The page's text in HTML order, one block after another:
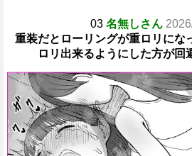
03 名無しさん
重装だとローリングが重ロリにな
ロリ出来るようにした方が回